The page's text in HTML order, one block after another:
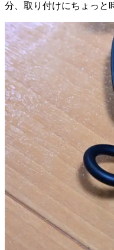
分、取り付けにちょっと